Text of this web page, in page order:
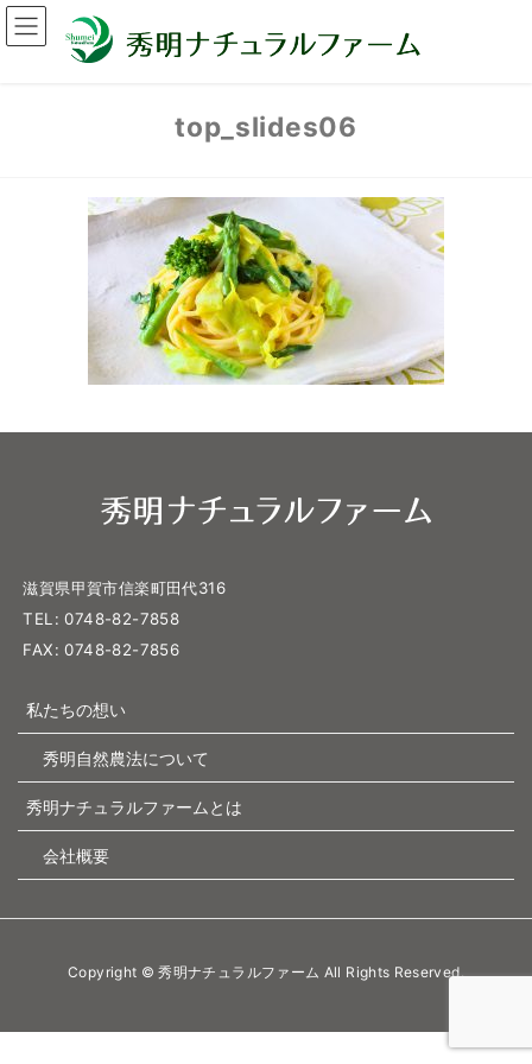
top_slides06
滋賀県甲賀市信楽町田代316
TEL: 0748-82-7858
FAX: 0748-82-7856
私たちの想い
秀明自然農法について
秀明ナチュラルファームとは
会社概要
Copyright © 秀明ナチュラルファーム All Rights Reserved.